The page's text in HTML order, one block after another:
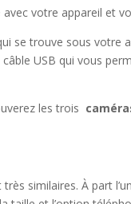
avec votre appareil et
se trouve sous votre
USB qui vous
les trois
similaires. À part